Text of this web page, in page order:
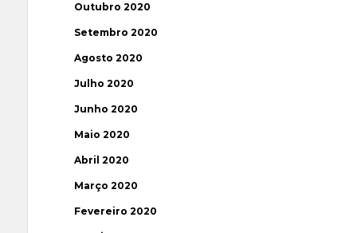
Outubro 2020
Setembro 2020
Agosto 2020
Julho 2020
Junho 2020
Maio 2020
Abril 2020
Março 2020
Fevereiro 2020